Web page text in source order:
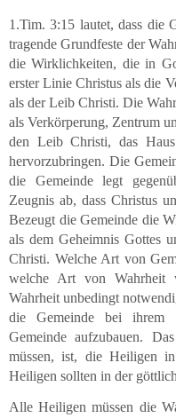
1.Tim. 3:15 lautet, dass die
tragende Grundfeste der
die Wirklichkeiten, die in
erster Linie Christus als die
als der Leib Christi. Die
als Verkörperung, Zentrum
den Leib Christi, das
hervorzubringen. Die
die Gemeinde legt
Zeugnis ab, dass Christus
Bezeugt die Gemeinde die
als dem Geheimnis Gottes
Christi. Welche Art von
welche Art von Wahrheit
Wahrheit unbedingt
die Gemeinde bei ihrem
Gemeinde aufzubauen.
müssen, ist, die Heiligen
Heiligen sollten in der
Alle Heiligen müssen die